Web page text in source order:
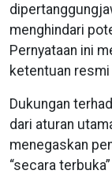
menghindari
Pernyataan ini
ketentuan
Dukungan
dari aturan
menegaskan
“secara